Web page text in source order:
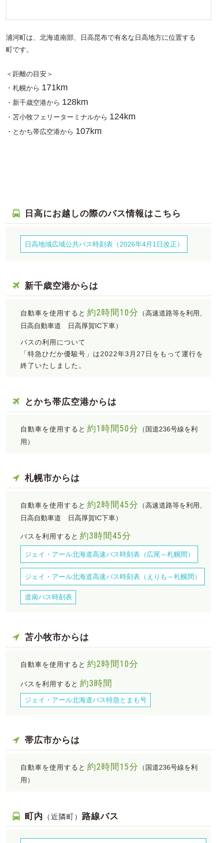
浦河町は、北海道南部、日高昆布で有名な日高地方に位置する
町です。
＜距離の目安＞
・札幌から 171km
・新千歳空港から 128km
・苫小牧フェリーターミナルから 124km
・とかち帯広空港から 107km
日高にお越しの際のバス情報はこちら
日高地域広域公共バス時刻表 （2026年4月1日改正）
新千歳空港からは
自動車を使用すると 約2時間10分 （高速道路等を利用、
日高自動車道 日高厚賀IC下車）
バスの利用について
「特急ひだか優駿号」は2022年3月27日をもって運行を
終了いたしました。
とかち帯広空港からは
自動車を使用すると 約1時間50分 （国道236号線を利
用）
札幌市からは
自動車を使用すると 約2時間45分 （高速道路等を利用、
日高自動車道 日高厚賀IC下車）
バスを利用すると 約3時間45分
ジェイ・アール北海道高速バス時刻表 （広尾～札幌間）
ジェイ・アール北海道高速バス時刻表 （えりも～札幌間）
道南バス時刻表
苫小牧市からは
自動車を使用すると 約2時間10分
バスを利用すると 約3時間
ジェイ・アール北海道バス特急とまも号
帯広市からは
自動車を使用すると 約2時間15分 （国道236号線を利
用）
町内 （近隣町） 路線バス